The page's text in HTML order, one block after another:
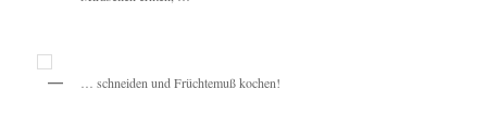
… schneiden und Früchtemuß kochen!